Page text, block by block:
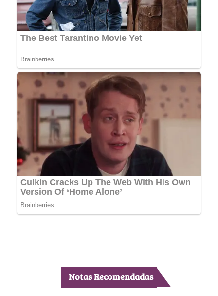
Notas Recomendadas